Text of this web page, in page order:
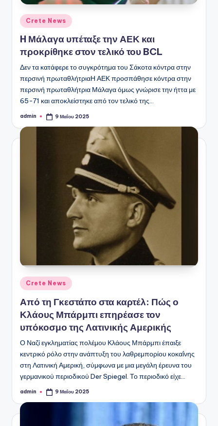
Αναρτήθηκε
σε
Crete News
H Μάλαγα υπέταξε την ΑΕΚ και
προκρίθηκε στον τελικό του BCL
Δεν τα κατάφερε το συγκρότημα του Σάκοτα κόντρα στην
περσινή πρωταθλήτριαΗ ΑΕΚ προσπάθησε κόντρα στην
περσινή πρωταθλήτρια Μάλαγα όμως γνώρισε την ήττα με
65-71 και αποκλείστηκε από τον τελικό της…
Συγγραφέας:
admin 9 Μαΐου 2025
Αναρτήθηκε
σε
Crete News
Από τη Γκεστάπο στα καρτέλ: Πώς ο
Κλάους Μπάρμπι επηρέασε τον
υπόκοσμο της Λατινικής Αμερικής
Ο Ναζί εγκληματίας πολέμου Κλάους Μπάρμπι έπαιξε
κεντρικό ρόλο στην ανάπτυξη του λαθρεμπορίου κοκαΐνης
στη Λατινική Αμερική, σύμφωνα με μια μεγάλη έρευνα του
γερμανικού περιοδικού Der Spiegel. Το περιοδικό είχε…
Συγγραφέας:
admin 9 Μαΐου 2025